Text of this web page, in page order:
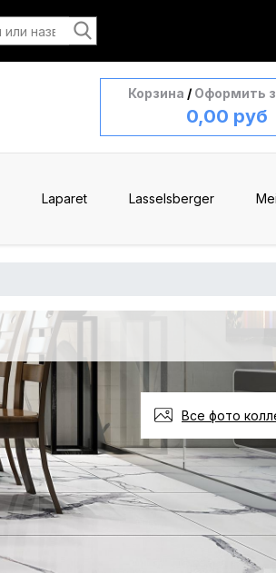
Корзина / Оформить
0,00 руб
Laparet Lasselsberger
Все фото